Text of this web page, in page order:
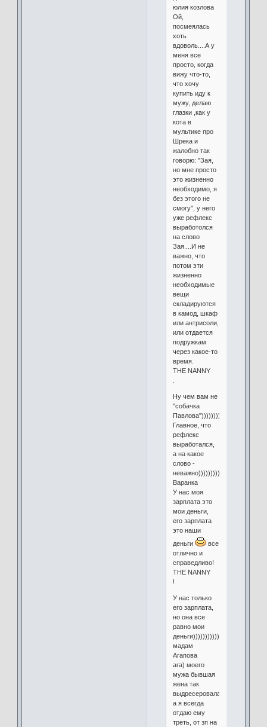
юлия козлова
Ой,
посмеялась
хоть
вдоволь....А у
меня все
просто, когда
вижу что-то,
что хочу
купить иду к
мужу, делаю
глазки ,как у
кота в
мультике про
Шрека и
жалобно так
говорю: "Зая,
но мне просто
это жизненно
необходимо, я
без этого не
смогу", у него
уже рефлекс
выработолся
на слово
Зая....И не
важно, что
потом эти
жизненно
необходимые
вещи
складируются
в камод, шкаф
или антрисоли,
или отдается
подружкам
через какое-то
время.
THE NANNY
Ну чем вам не
"собачка
Павлова"))))))))))
Главное, что
рефлекс
выработался,
а на какое
слово -
неважно)))))))))))
Варанка
У нас моя
зарплата это
мои деньги,
его зарплата
это наши
деньги
все
отлично и
справедливо!
THE NANNY
!
У нас только
его зарплата,
но она все
равно мои
деньги)))))))))))
мадам
Агапова
ага) моего
мужа бывшая
жена так
выдресеровала)
а я всегда
отдаю ему
треть, от зп на